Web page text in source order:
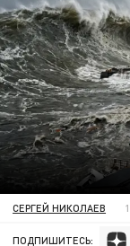
СЕРГЕЙ НИКОЛАЕВ
ПОДПИШИТЕСЬ: